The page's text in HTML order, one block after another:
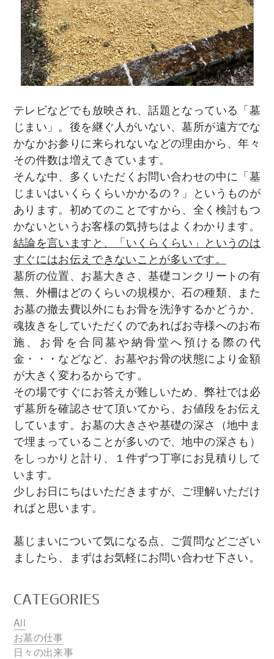
テレビなどでも放映され、話題となっている「墓
じまい」。後を継ぐ人がいない、墓所が遠方でな
かなかお参りに来られないなどの理由から、年々
その件数は増えてきています。
そんな中、多くいただくお問い合わせの中に「墓
じまいはいくらくらいかかるの？」というものが
あります。初めてのことですから、全く検討もつ
かないというお客様の気持ちはよくわかります。
結論を言いますと、「いくらくらい」というのは
すぐにはお伝えできないことが多いです。
墓所の位置、お墓大きさ、基礎コンクリートの有
無、外柵はどのくらいの規模か、石の種類、また
お墓の撤去費以外にもお骨を洗浄するかどうか、
魂抜きをしていただくのであればお寺様へのお布
施、お骨を合同墓や納骨堂へ預ける際の代
金・・・などなど、お墓やお骨の状態により金額
が大きく変わるからです。
その場ですぐにお答えが難しいため、弊社では必
ず墓所を確認させて頂いてから、お値段をお伝え
しています。お墓の大きさや基礎の深さ（地中ま
で埋まっていることが多いので、地中の深さも）
をしっかりと計り、１件ずつ丁寧にお見積りして
います。
少しお日にちはいただきますが、ご理解いただけ
ればと思います。
墓じまいについて気になる点、ご質問などござい
ましたら、まずはお気軽にお問い合わせ下さい。
CATEGORIES
All
お墓の仕事
日々の出来事